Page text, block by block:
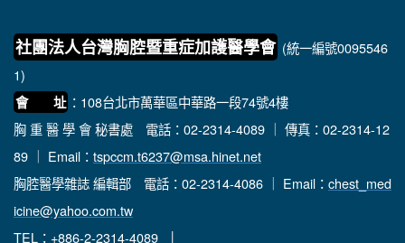
社團法人台灣胸腔暨重症加護醫學會 (統一編號0095546
1)
會 址 ：108台北市萬華區中華路一段74號4樓
胸 重 醫 學 會 秘書處 電話：02-2314-4089 ｜ 傳真：02-2314-12
89 ｜ Email： tspccm.t6237@msa.hinet.net
胸腔醫學雜誌 編輯部 電話：02-2314-4086 ｜ Email： chest_med
icine@yahoo.com.tw
TEL：+886-2-2314-4089 │